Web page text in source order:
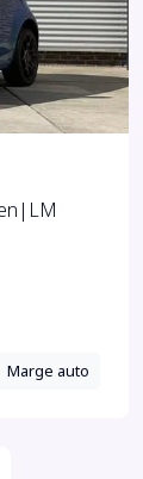
Marge auto